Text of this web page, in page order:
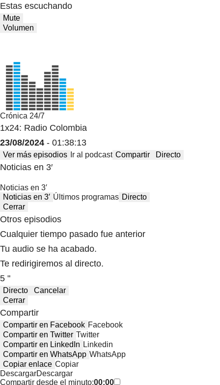
Estas escuchando
Mute
Volumen
Crónica 24/7
1x24: Radio Colombia
23/08/2024 - 01:38:13
Ver más episodios Ir al podcast Compartir Directo
Noticias en 3′
Noticias en 3′
Noticias en 3′ Últimos programas Directo
Cerrar
Otros episodios
Cualquier tiempo pasado fue anterior
Tu audio se ha acabado.
Te redirigiremos al directo.
5 "
Directo
Cancelar
Cerrar
Compartir
Compartir en Facebook Facebook
Compartir en Twitter Twitter
Compartir en LinkedIn Linkedin
Compartir en WhatsApp WhatsApp
Copiar enlace Copiar
DescargarDescargar
Compartir desde el minuto:00:00